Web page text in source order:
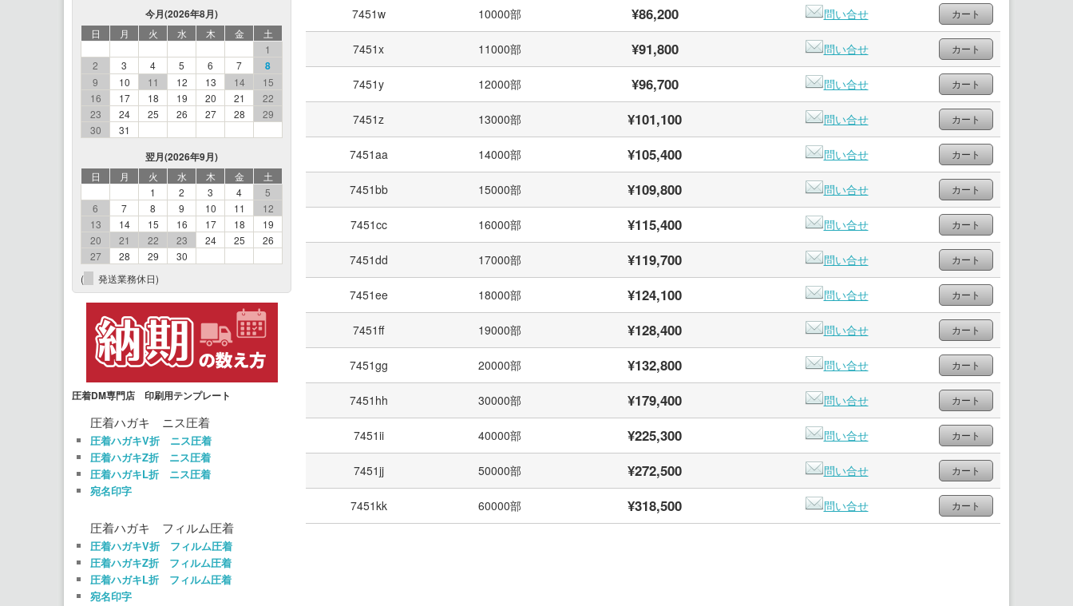
7451w 10000部 ¥86,200 問い合せ
7451x 11000部 ¥91,800 問い合せ
7451y 12000部 ¥96,700 問い合せ
7451z 13000部 ¥101,100 問い合せ
7451aa 14000部 ¥105,400 問い合せ
7451bb 15000部 ¥109,800 問い合せ
7451cc 16000部 ¥115,400 問い合せ
7451dd 17000部 ¥119,700 問い合せ
7451ee 18000部 ¥124,100 問い合せ
7451ff 19000部 ¥128,400 問い合せ
7451gg 20000部 ¥132,800 問い合せ
7451hh 30000部 ¥179,400 問い合せ
7451ii 40000部 ¥225,300 問い合せ
7451jj 50000部 ¥272,500 問い合せ
7451kk 60000部 ¥318,500 問い合せ
今月(2026年8月)
日 月 火 水 木 金
土
1
2
3 4 5 6 7 8
9 10 11 12 13 14
15
16
17 18 19 20 21
22
23
24 25 26 27 28
29
30
31
翌月(2026年9月)
日 月 火 水 木 金
土
1
2 3 4
5
6
7 8 9 10 11
12
13
14 15 16 17 18
19
20
21 22 23 24 25
26
27
28 29
30
(
発送業務休日)
圧着DM専門店 印刷用テンプレート
圧着ハガキ ニス圧着
圧着ハガキV折 ニス圧着
圧着ハガキZ折 ニス圧着
圧着ハガキL折 ニス圧着
宛名印字
圧着ハガキ フィルム圧着
圧着ハガキV折 フィルム圧着
圧着ハガキZ折 フィルム圧着
圧着ハガキL折 フィルム圧着
宛名印字